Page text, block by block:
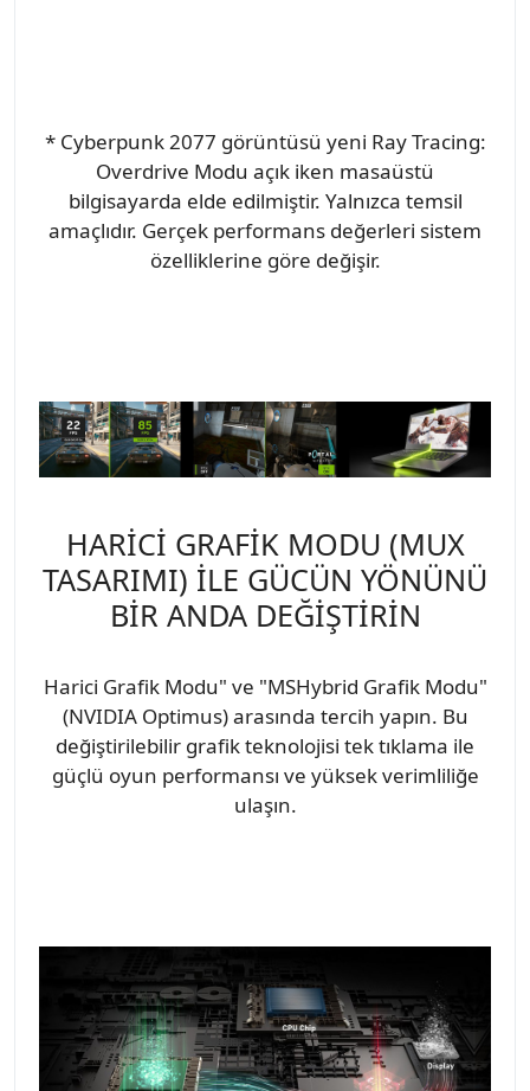
* Cyberpunk 2077 görüntüsü yeni Ray Tracing:
Overdrive Modu açık iken masaüstü
bilgisayarda elde edilmiştir. Yalnızca temsil
amaçlıdır. Gerçek performans değerleri sistem
özelliklerine göre değişir.
HARİCİ GRAFİK MODU (MUX
TASARIMI) İLE GÜCÜN YÖNÜNÜ
BİR ANDA DEĞİŞTİRİN
Harici Grafik Modu" ve "MSHybrid Grafik Modu"
(NVIDIA Optimus) arasında tercih yapın. Bu
değiştirilebilir grafik teknolojisi tek tıklama ile
güçlü oyun performansı ve yüksek verimliliğe
ulaşın.